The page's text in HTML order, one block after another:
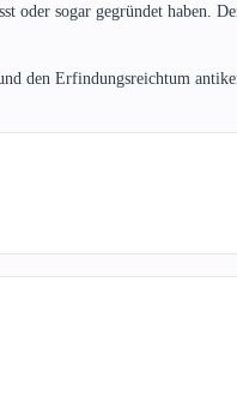
oder sogar gegründet haben.
den Erfindungsreichtum